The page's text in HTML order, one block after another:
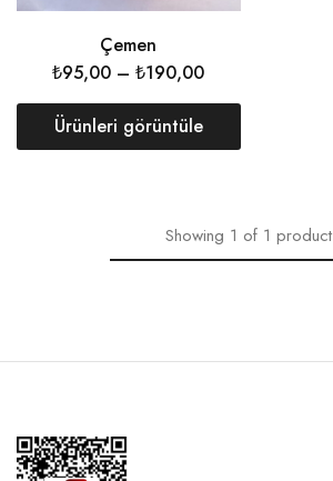
Çemen
₺95,00 –₺190,00
Ürünleri görüntüle
Showing 1 of 1 product